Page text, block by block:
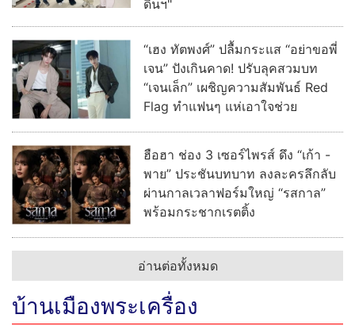
ดินฯ"
“เฮง ทัตพงศ์” ปลื้มกระแส “อย่าขอพี่
เจน” ปังเกินคาด! ปรับลุคสวมบท
“เจนเล็ก” เผชิญความสัมพันธ์ Red
Flag ทำแฟนๆ แห่เอาใจช่วย
ฮือฮา ช่อง 3 เซอร์ไพรส์ ดึง “เก้า -
พาย” ประชันบทบาท ลงละครลึกลับ
ผ่านกาลเวลาฟอร์มใหญ่ “รสกาล”
พร้อมกระชากเรตติ้ง
อ่านต่อทั้งหมด
บ้านเมืองพระเครื่อง